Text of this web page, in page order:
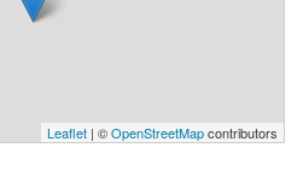
Leaflet | ©OpenStreetMapcontributors